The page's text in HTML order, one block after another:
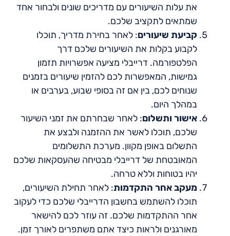
את עלות השיעורים עם מדריכים שונים ולבחור אחד
שמתאים לתקציב שלכם.
קביעת שיעורים: לאחר בחירת מדריך, תוכלו
לקבוע בקלות את השיעורים שלכם דרך
הפלטפורמה. דרייבלי מציעה אפשרויות תזמון
גמישות, המאפשרות לכם להזמין שיעורים בזמנים
שנוחים לכם, בין אם זה בסופי שבוע, בערבים או
במהלך היום.
אישור ותשלום: לאחר שבחרתם את זמני השיעור
שלכם, תוכלו לאשר את ההזמנה ולבצע את
התשלום באופן מקוון. מערכת התשלומים
המאובטחת של דרייבלי מבטיחה שהעסקאות שלכם
יהיו בטוחות וללא טרחה.
מעקב אחר התקדמות: לאחר תחילת השיעורים,
תוכלו להשתמש בחשבון הדרייבלי שלכם כדי לעקוב
אחר ההתקדמות שלכם. זה עוזר לכם להישאר
מאורגנים ולראות כיצד אתם משתפרים לאורך זמן.